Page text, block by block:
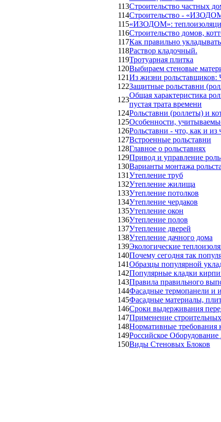
113Строительство частных
114Строительство -
115«ИЗОДОМ»:
116Строительство домов,
117Как правильно
118Раствор кладочный.
119Тротуарная плитка
120Выбираем стеновые
121Из жизни рольставщиков:
122Защитные рольставни
123
Общая характеристика
пустая трата времени
124Рольставни (роллеты) и
125Особенности,
126Рольставни - что, как и из
127Встроенные рольставни
128Главное о рольставнях
129Привод и управление
130Варианты монтажа
131Утепление труб
132Утепление жилища
133Утепление потолков
134Утепление чердаков
135Утепление окон
136Утепление полов
137Утепление дверей
138Утепление дачного дома
139Экологические
140Почему сегодня так
141Образцы популярной
142Популярные кладки
143Правила правильного
144Фасадные термопанели и
145Фасадные материалы,
146Сроки выдерживания
147Применение
148Нормативные требования
149Российское
150Виды Стеновых Блоков